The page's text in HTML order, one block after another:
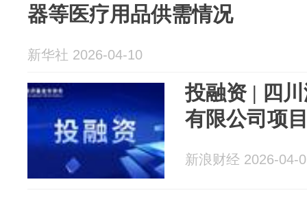
器等医疗用品供需情况
新华社 2026-04-10
投融资 | 四
有限公司项
新浪财经 2026-04-